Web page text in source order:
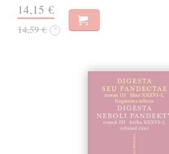
14,15 €
14,59 € ?